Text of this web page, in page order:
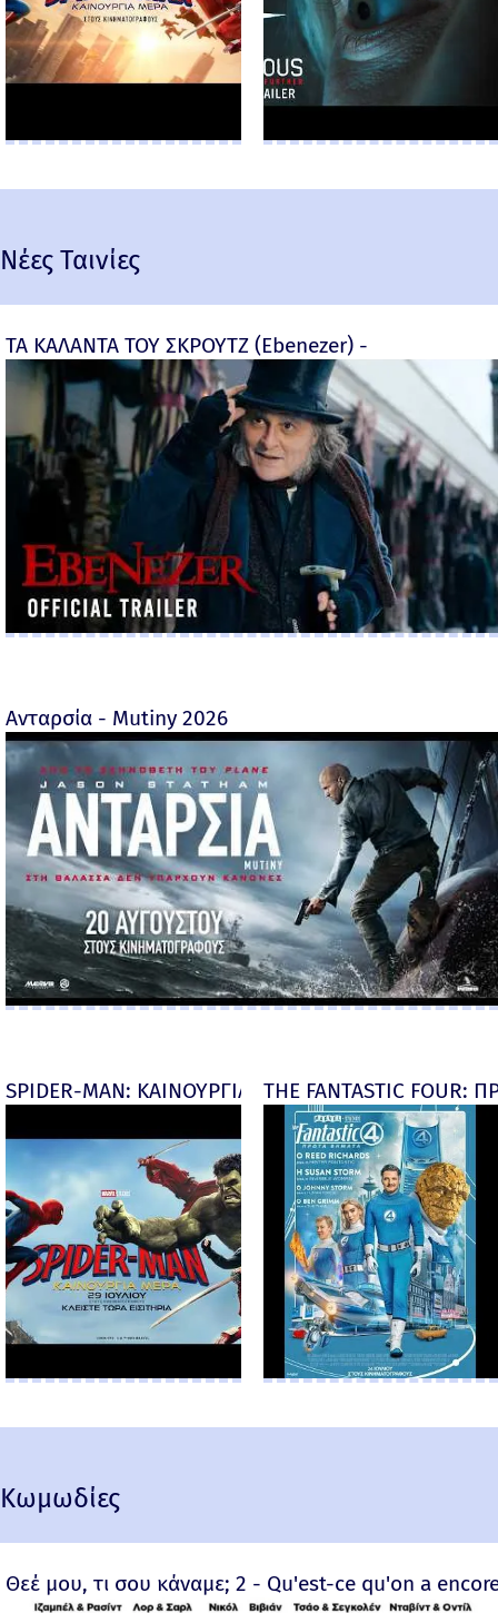
Νέες Ταινίες
ΤΑ ΚΑΛΑΝΤΑ ΤΟΥ ΣΚΡΟΥΤΖ (Ebenezer) -
Ανταρσία - Mutiny 2026
SPIDER-MAN: ΚΑΙΝΟΥΡΓΙΑ ΜΕΡΑ (Spider-Man:
THE FANTASTIC
Κωμωδίες
Θεέ μου, τι σου κάναμε; 2 - Qu'est-ce qu'on a